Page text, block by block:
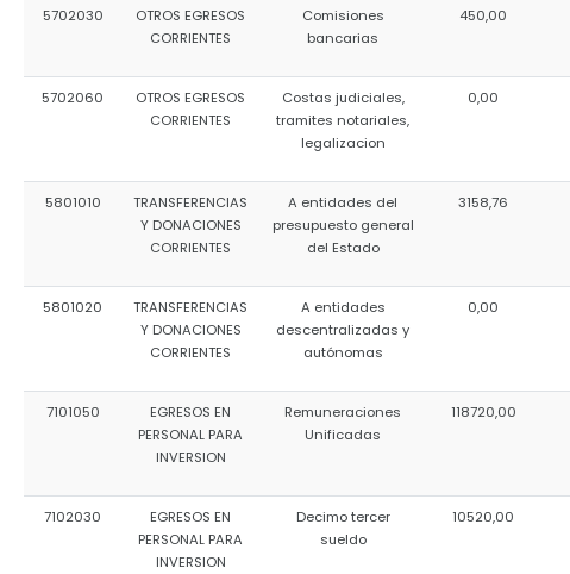
5702030
OTROS EGRESOS
CORRIENTES
Comisiones
bancarias
450,00
5702060
OTROS EGRESOS
CORRIENTES
Costas judiciales,
tramites notariales,
legalizacion
0,00
5801010
TRANSFERENCIAS
Y DONACIONES
CORRIENTES
A entidades del
presupuesto general
del Estado
3158,76
5801020
TRANSFERENCIAS
Y DONACIONES
CORRIENTES
A entidades
descentralizadas y
autónomas
0,00
7101050
EGRESOS EN
PERSONAL PARA
INVERSION
Remuneraciones
Unificadas
118720,00
7102030
EGRESOS EN
PERSONAL PARA
INVERSION
Decimo tercer
sueldo
10520,00